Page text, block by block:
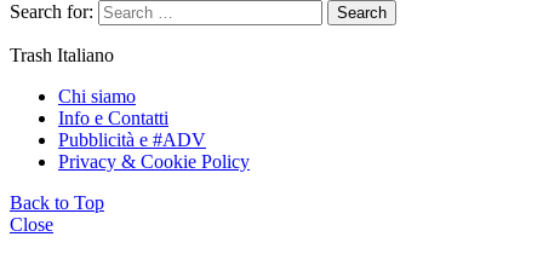
Search for: Search
Trash Italiano
Chi siamo
Info e Contatti
Pubblicità e #ADV
Privacy & Cookie Policy
Back to Top
Close